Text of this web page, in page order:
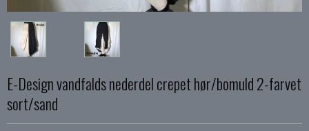
E-Design vandfalds nederdel crepet hør/bomuld 2-farvet
sort/sand